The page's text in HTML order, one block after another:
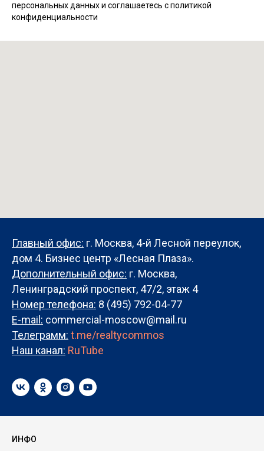
персональных данных и соглашаетесь c политикой
конфиденциальности
Главный офис: г. Москва, 4-й Лесной переулок,
дом 4. Бизнес центр «Лесная Плаза».
Дополнительный офис: г. Москва,
Ленинградский проспект, 47/2, этаж 4
Номер телефона: 8 (495) 792-04-77
E-mail: commercial-moscow@mail.ru
Телеграмм: t.me/realtycommos
Наш канал: RuTube
ИНФО